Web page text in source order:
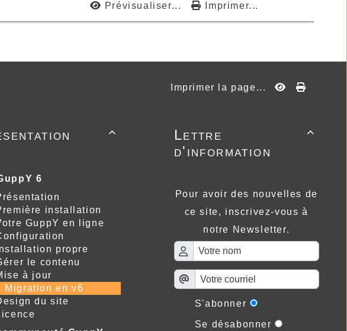
Prévisualiser... Imprimer...
Imprimer la page...

6
installation
GuppY en ligne
Installation propre
le contenu
à jour
Migration en v6
du site

Lettre
d'information
Pour avoir des nouvelles de
ce site, inscrivez-vous à
notre Newsletter.
S'abonner
Se désabonner